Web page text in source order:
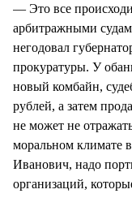
— Это все
арбитражными
негодовал
прокуратуры. У
новый комбайн,
рублей, а затем
не может не
моральном климате
Иванович, надо
организаций,